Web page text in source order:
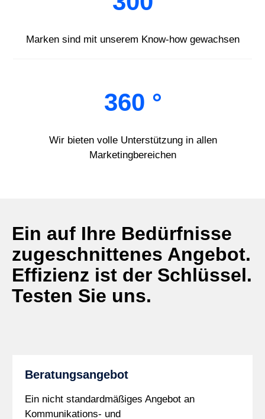
Marken sind mit unserem Know-how gewachsen
360 °
Wir bieten volle Unterstützung in allen
Marketingbereichen
Ein auf Ihre Bedürfnisse
zugeschnittenes Angebot.
Effizienz ist der Schlüssel.
Testen Sie uns.
Beratungsangebot
Ein nicht standardmäßiges Angebot an
Kommunikations- und